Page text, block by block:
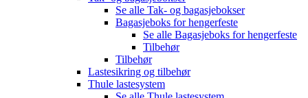
Se alle Tak- og bagasjebokser
Bagasjeboks for hengerfeste
Se alle Bagasjeboks for hengerfeste
Tilbehør
Tilbehør
Lastesikring og tilbehør
Thule lastesystem